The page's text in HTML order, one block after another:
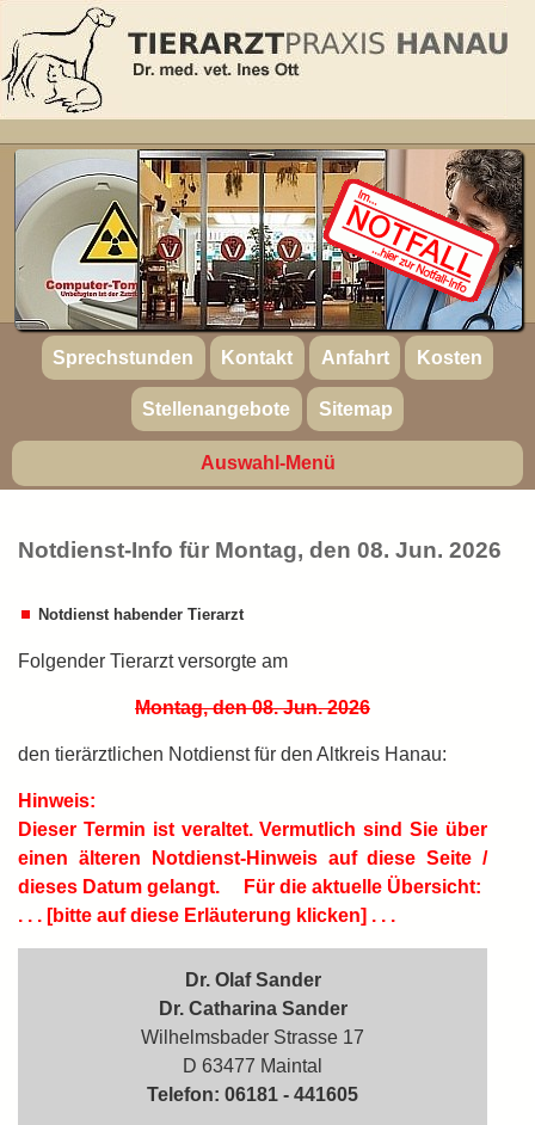
Sprechstunden Kontakt Anfahrt Kosten
Stellenangebote Sitemap
Auswahl-Menü
Notdienst-Info für Montag, den 08. Jun. 2026
Notdienst habender Tierarzt
Folgender Tierarzt versorgte am
Montag, den 08. Jun. 2026
den tierärztlichen Notdienst für den Altkreis Hanau:
Hinweis:
Dieser Termin ist veraltet.Vermutlich sind Sie über
einen älteren Notdienst-Hinweis auf diese Seite /
dieses Datum gelangt.
Für die aktuelle Übersicht:
. . . [bitte auf diese Erläuterung klicken] . . .
Dr. Olaf Sander
Dr. Catharina Sander
Wilhelmsbader Strasse 17
D 63477 Maintal
Telefon: 06181 - 441605